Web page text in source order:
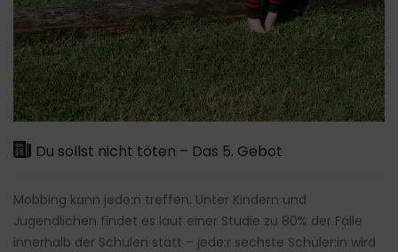
Du sollst nicht töten – Das 5. Gebot
Mobbing kann jede:n treffen. Unter Kindern und
Jugendlichen findet es laut einer Studie zu 80% der Fälle
innerhalb der Schulen statt – jede:r sechste Schüler:in wird